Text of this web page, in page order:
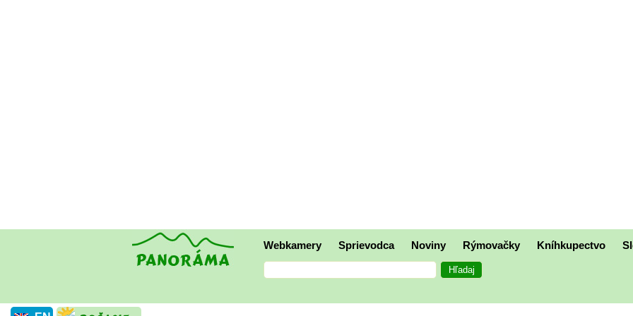
Webkamery Sprievodca Noviny Rýmovačky Kníhkupectvo